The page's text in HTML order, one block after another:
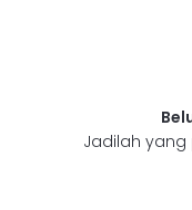
Jadilah